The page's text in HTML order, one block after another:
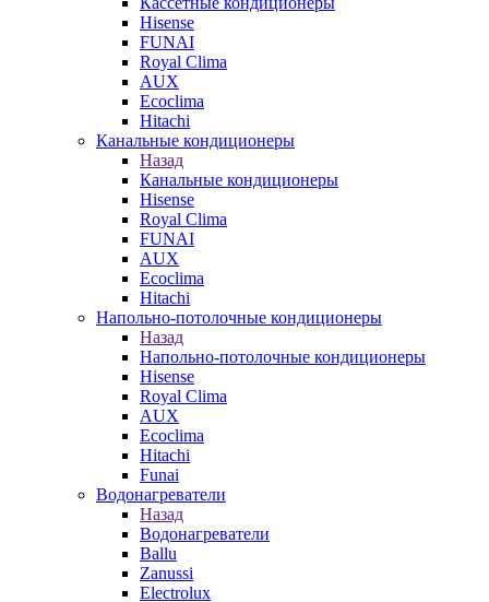
Hisense
FUNAI
Royal Clima
AUX
Ecoclima
Hitachi
Канальные кондиционеры
Назад
Канальные кондиционеры
Hisense
Royal Clima
FUNAI
AUX
Ecoclima
Hitachi
Напольно-потолочные кондиционеры
Назад
Напольно-потолочные кондиционеры
Hisense
Royal Clima
AUX
Ecoclima
Hitachi
Funai
Водонагреватели
Назад
Водонагреватели
Ballu
Zanussi
Electrolux